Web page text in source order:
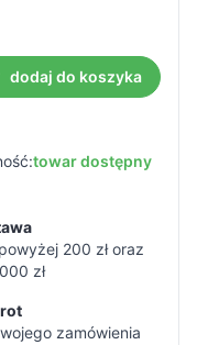
dodaj do koszyka
towar dostępny
200 zł oraz
zł
zamówienia